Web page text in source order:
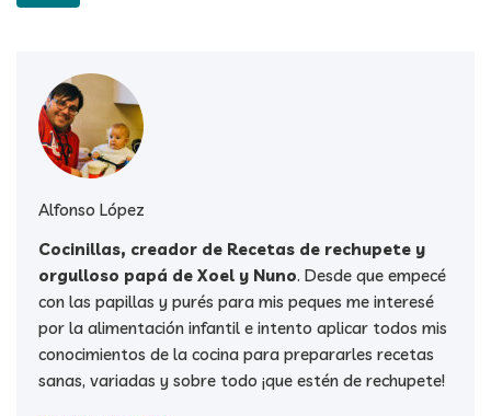
Alfonso López
Cocinillas, creador de Recetas de rechupete y
orgulloso papá de Xoel y Nuno. Desde que empecé
con las papillas y purés para mis peques me interesé
por la alimentación infantil e intento aplicar todos mis
conocimientos de la cocina para prepararles recetas
sanas, variadas y sobre todo ¡que estén de rechupete!